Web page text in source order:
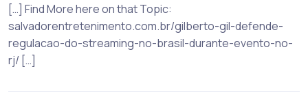
[…] Find More here on that Topic:
salvadorentretenimento.com.br/gilberto-gil-defende-
regulacao-do-streaming-no-brasil-durante-evento-no-
rj/ […]